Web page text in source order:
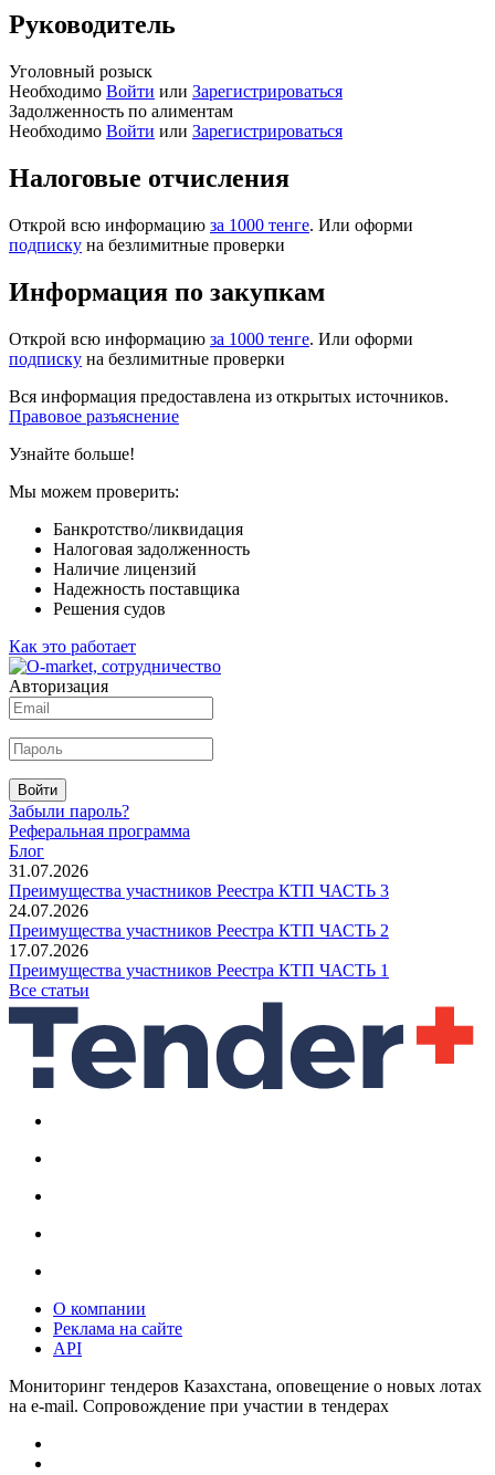
Руководитель
Уголовный розыск
Необходимо Войти или Зарегистрироваться
Задолженность по алиментам
Необходимо Войти или Зарегистрироваться
Налоговые отчисления
Открой всю информацию за 1000 тенге. Или оформи
подписку на безлимитные проверки
Информация по закупкам
Открой всю информацию за 1000 тенге. Или оформи
подписку на безлимитные проверки
Вся информация предоставлена из открытых источников.
Правовое разъяснение
Узнайте больше!
Мы можем проверить:
Банкротство/ликвидация
Налоговая задолженность
Наличие лицензий
Надежность поставщика
Решения судов
Как это работает
Авторизация
Войти
Забыли пароль?
Реферальная программа
Блог
31.07.2026
Преимущества участников Реестра КТП ЧАСТЬ 3
24.07.2026
Преимущества участников Реестра КТП ЧАСТЬ 2
17.07.2026
Преимущества участников Реестра КТП ЧАСТЬ 1
Все статьи
О компании
Реклама на сайте
API
Мониторинг тендеров Казахстана, оповещение о новых лотах
на e-mail. Сопровождение при участии в тендерах